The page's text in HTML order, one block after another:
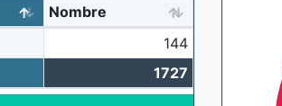
Nombre
144
1727